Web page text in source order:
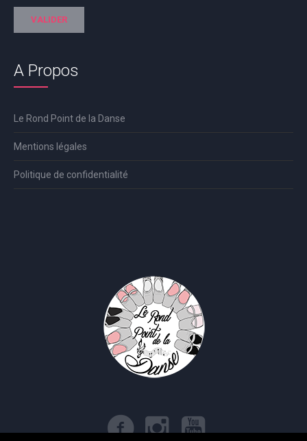
A Propos
Le Rond Point de la Danse
Mentions légales
Politique de confidentialité